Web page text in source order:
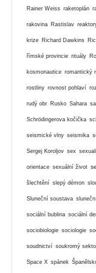
Rainer Weiss raketoplán
rakovina Rastislav
krize Richard Dawkins
římské provincie rituály
kosmonautice romantický
rostliny rovnost pohlaví
rudý obr Rusko Sahara
Schrödingerova kočička
seismické vlny seismika
Sergej Koroljov sex
orientace sexuální život
šlechtění slepý démon
Sluneční soustava
sociální bublina sociální
sociobiologie sociologie
soudnictví soukromý
Space X spánek